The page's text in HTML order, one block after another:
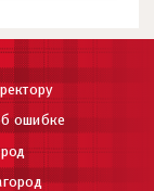
ошибке